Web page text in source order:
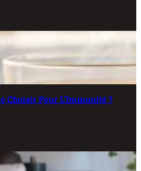
Choisir Pour L’Immunité ?